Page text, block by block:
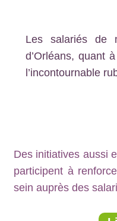
Les salariés de
d’Orléans, quant
l’incontournable
Des initiatives aussi
participent à
sein auprès des